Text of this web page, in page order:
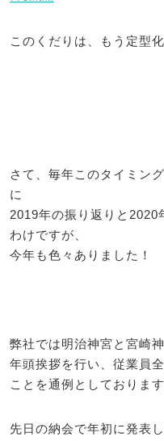
このくだりは、もう定型
さて、毎年このタイミン
に
2019年の振り返りと2020
わけですが、
今年も色々ありました！
弊社では明治神宮と宮崎
年頭挨拶を行い、従業員
ことを通例としております
先日の納会で年初に発表